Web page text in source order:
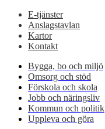
E-tjänster
Anslagstavlan
Kartor
Kontakt
Bygga, bo och miljö
Omsorg och stöd
Förskola och skola
Jobb och näringsliv
Kommun och politik
Uppleva och göra